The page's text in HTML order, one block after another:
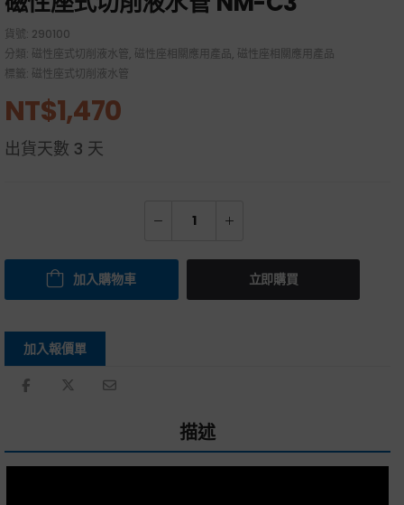
貨號: 290100
分類: 磁性座式切削液水管, 磁性座相關應用產品, 磁性座相關應用產品
標籤: 磁性座式切削液水管
NT$1,470
出貨天數 3 天
加入購物車 立即購買
加入報價單
描述